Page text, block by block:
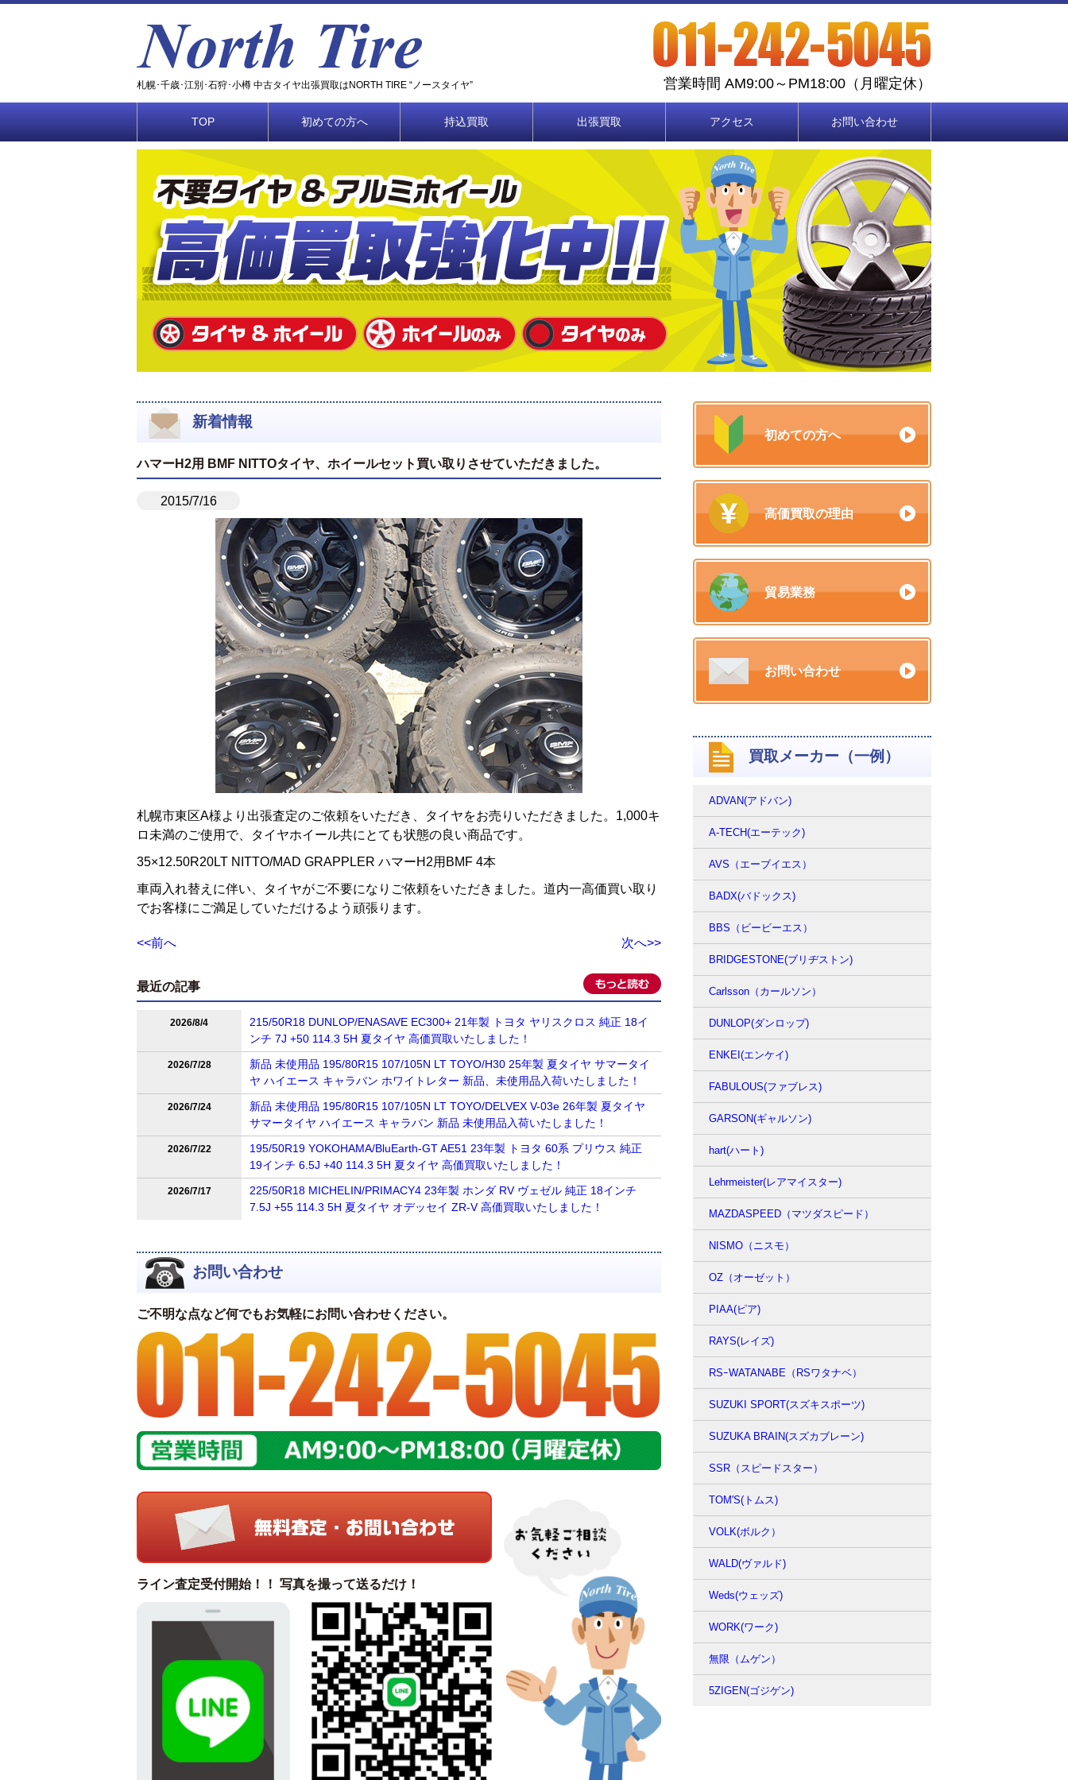
札幌･千歳･江別･石狩･小樽 中古タイヤ出張買取はNORTH TIRE “ノースタイヤ” 営業時間 AM9:00～PM18:00（月曜定休）
TOP 初めての方へ 持込買取 出張買取 アクセス お問い合わせ
新着情報
ハマーH2用 BMF NITTOタイヤ、ホイールセット買い取りさせていただきました。
2015/7/16
札幌市東区A様より出張査定のご依頼をいただき、タイヤをお売りいただきました。1,000キ
ロ未満のご使用で、タイヤホイール共にとても状態の良い商品です。
35×12.50R20LT NITTO/MAD GRAPPLER ハマーH2用BMF 4本
車両入れ替えに伴い、タイヤがご不要になりご依頼をいただきました。道内一高価買い取り
でお客様にご満足していただけるよう頑張ります。
<<前へ 次へ>>
最近の記事
2026/8/4
215/50R18 DUNLOP/ENASAVE EC300+ 21年製 トヨタ ヤリスクロス 純正 18イ
ンチ 7J +50 114.3 5H 夏タイヤ 高価買取いたしました！
2026/7/28
新品 未使用品 195/80R15 107/105N LT TOYO/H30 25年製 夏タイヤ サマータイ
ヤ ハイエース キャラバン ホワイトレター 新品、未使用品入荷いたしました！
2026/7/24
新品 未使用品 195/80R15 107/105N LT TOYO/DELVEX V-03e 26年製 夏タイヤ
サマータイヤ ハイエース キャラバン 新品 未使用品入荷いたしました！
2026/7/22
195/50R19 YOKOHAMA/BluEarth-GT AE51 23年製 トヨタ 60系 プリウス 純正
19インチ 6.5J +40 114.3 5H 夏タイヤ 高価買取いたしました！
2026/7/17
225/50R18 MICHELIN/PRIMACY4 23年製 ホンダ RV ヴェゼル 純正 18インチ
7.5J +55 114.3 5H 夏タイヤ オデッセイ ZR-V 高価買取いたしました！
お問い合わせ
ご不明な点など何でもお気軽にお問い合わせください。
ライン査定受付開始！！ 写真を撮って送るだけ！
初めての方へ
高価買取の理由
貿易業務
お問い合わせ
買取メーカー（一例）
ADVAN(アドバン)
A-TECH(エーテック)
AVS（エーブイエス）
BADX(バドックス)
BBS（ビービーエス）
BRIDGESTONE(ブリヂストン)
Carlsson（カールソン）
DUNLOP(ダンロップ)
ENKEI(エンケイ)
FABULOUS(ファブレス)
GARSON(ギャルソン)
hart(ハート)
Lehrmeister(レアマイスター)
MAZDASPEED（マツダスピード）
NISMO（ニスモ）
OZ（オーゼット）
PIAA(ピア)
RAYS(レイズ)
RSｰWATANABE（RSワタナベ）
SUZUKI SPORT(スズキスポーツ)
SUZUKA BRAIN(スズカブレーン)
SSR（スピードスター）
TOM'S(トムス)
VOLK(ボルク）
WALD(ヴァルド)
Weds(ウェッズ)
WORK(ワーク)
無限（ムゲン）
5ZIGEN(ゴジゲン)